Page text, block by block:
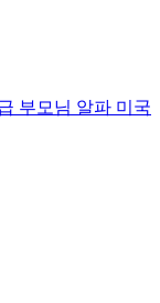
부모님 알파 미국